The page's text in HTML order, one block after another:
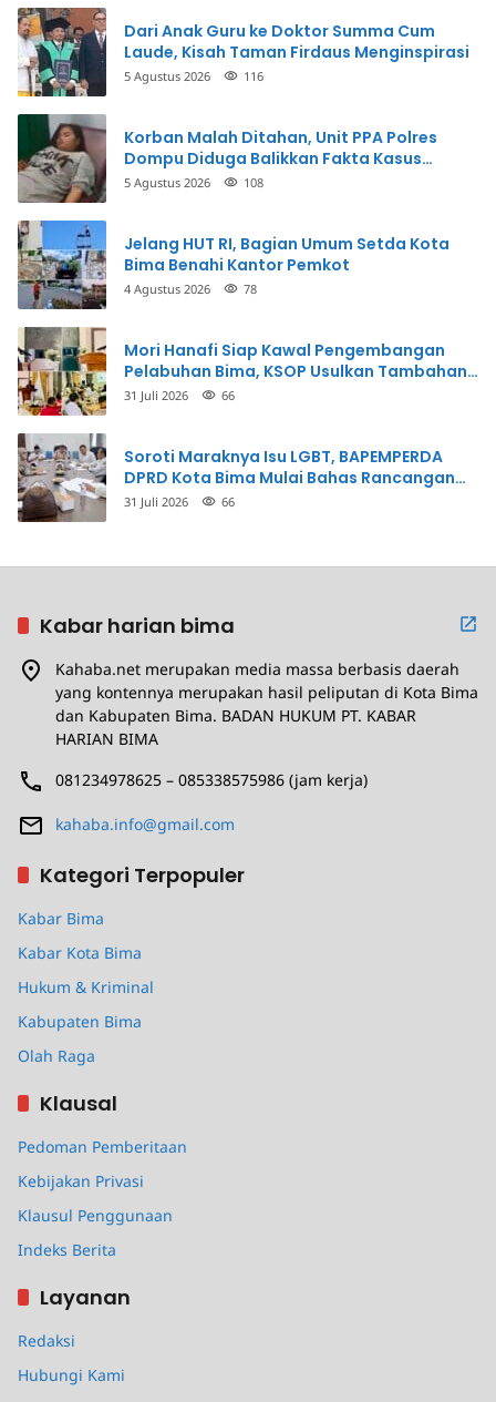
Dari Anak Guru ke Doktor Summa Cum
Laude, Kisah Taman Firdaus Menginspirasi
5 Agustus 2026 116
Korban Malah Ditahan, Unit PPA Polres
Dompu Diduga Balikkan Fakta Kasus
Penganiayaan
5 Agustus 2026 108
Jelang HUT RI, Bagian Umum Setda Kota
Bima Benahi Kantor Pemkot
4 Agustus 2026 78
Mori Hanafi Siap Kawal Pengembangan
Pelabuhan Bima, KSOP Usulkan Tambahan
Dermaga Rp400 Miliar
31 Juli 2026 66
Soroti Maraknya Isu LGBT, BAPEMPERDA
DPRD Kota Bima Mulai Bahas Rancangan
Perda Pencegahan
31 Juli 2026 66
Kabar harian bima
Kahaba.net merupakan media massa berbasis daerah
yang kontennya merupakan hasil peliputan di Kota Bima
dan Kabupaten Bima. BADAN HUKUM PT. KABAR
HARIAN BIMA
081234978625 – 085338575986 (jam kerja)
kahaba.info@gmail.com
Kategori Terpopuler
Kabar Bima
Kabar Kota Bima
Hukum & Kriminal
Kabupaten Bima
Olah Raga
Klausal
Pedoman Pemberitaan
Kebijakan Privasi
Klausul Penggunaan
Indeks Berita
Layanan
Redaksi
Hubungi Kami